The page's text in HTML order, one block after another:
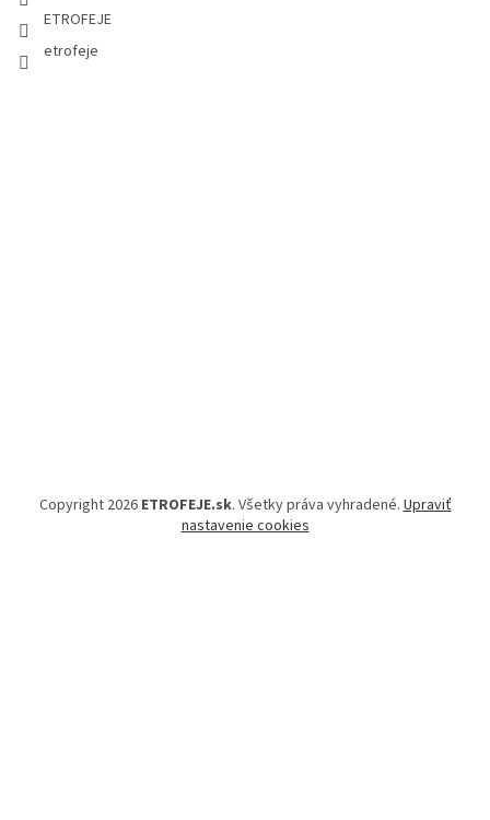
ETROFEJE
etrofeje
Copyright 2026 ETROFEJE.sk. Všetky práva vyhradené. Upraviť
nastavenie cookies